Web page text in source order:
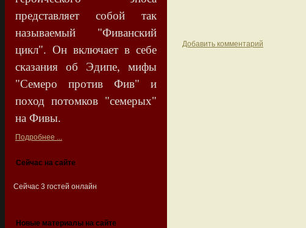
представляет собой так
называемый "Фиванский
цикл". Он включает в себе
сказания об Эдипе, мифы
"Семеро против Фив" и
поход потомков "семерых"
на Фивы.
Подробнее ...
Сейчас на сайте
Сейчас 3 гостей онлайн
Новые материалы на сайте
Добавить комментарий